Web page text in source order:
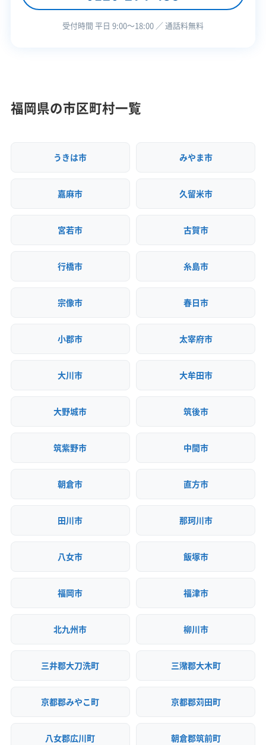
応・サー
ビス
不要品回収
受付時間 平日 9:00〜18:00 ／ 通話料無料
福岡県の市区町村一覧
うきは市 みやま市
嘉麻市 久留米市
宮若市 古賀市
行橋市 糸島市
宗像市 春日市
小郡市 太宰府市
大川市 大牟田市
大野城市 筑後市
筑紫野市 中間市
朝倉市 直方市
田川市 那珂川市
八女市 飯塚市
福岡市 福津市
北九州市 柳川市
三井郡大刀洗町 三潴郡大木町
京都郡みやこ町 京都郡苅田町
八女郡広川町 朝倉郡筑前町